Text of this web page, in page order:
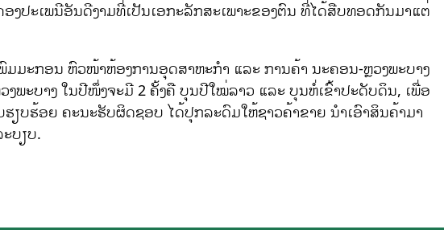
ງປະເພນີອັນດີງາມທີ່ເປັນເອກະລັກສະເພາະຂອງຕົນ ທີ່ໄດ້ສືບທອດກັນມາແຕ່
ມະກອນ ຫົວໜ້າຫ້ອງການອຸດສາຫະກຳ ແລະ ການຄ້າ ນະຄອນ-ຫຼວງພະບາງ
ງພະບາງ ໃນປີໜຶ່ງຈະມີ 2 ຄັ້ງຄື ບຸນປີໃໝ່ລາວ ແລະ ບຸນຫໍ່ເຂົ້າປະດັບດິນ, ເພື່ອ
ຮຽບຮ້ອຍ ຄະນະຮັບຜິດຊອບ ໄດ້ປຸກລະດົມໃຫ້ຊາວຄ້າຂາຍ ນຳເອົາສິນຄ້າມາ
ບຽບ.